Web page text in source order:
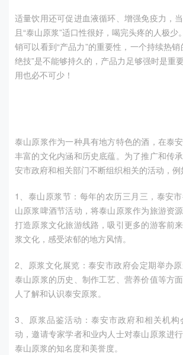
适量饮用还可促进血液循环、增强免疫力，
且“泰山原浆”适口性很好，喝完头疼的人极少
销可以看到“产品力”的重要性，一个持续热
绝技”是不能够持久的，产品力足够强时是重
用也必不可少！
泰山原浆作为一种具有地方特色的酒，在泰
丰富的文化内涵和历史底蕴。为了推广和传
安市政府和相关部门不断组织相关的活动，例
1、泰山原浆节：每年的农历三月三，泰安
山原浆啤酒节活动，将泰山原浆作为旅游资
打造原浆文化旅游线路，吸引更多的游客前
浆文化，感受浓郁的地方风情。
2、原浆文化展览：泰安市政府会定期举办
泰山原浆的历史、制作工艺、营养价值等方
人了解和认识泰安原浆。
3、原浆品鉴活动：泰安市政府和相关机
动，邀请专家学者和业内人士对泰山原浆进
泰山原浆的知名度和美誉度。